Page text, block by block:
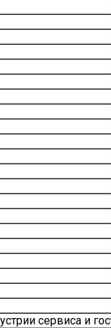
сервиса и